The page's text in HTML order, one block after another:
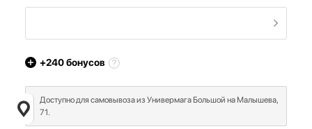
+240бонусов
Доступно для самовывоза из Универмага Большой на Малышева,
71.